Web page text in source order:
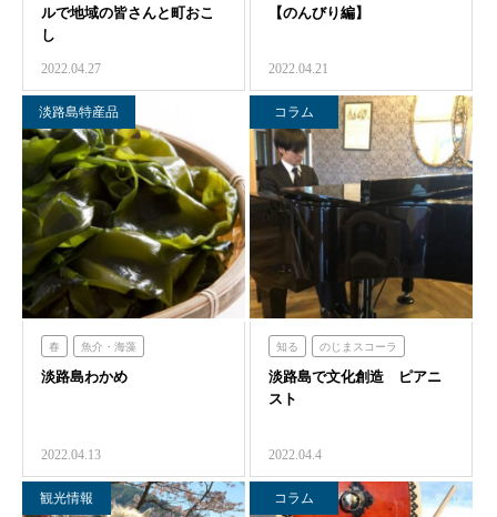
ルで地域の皆さんと町おこ
し
2022.04.27
青海波 シェフガーデン
【のんびり編】
2022.04.21
淡路島特産品
春 魚介・海藻
のじまスコーラ
淡路島わかめ
2022.04.13
コラム
知る のじまスコーラ
青海波
淡路島で文化創造 ピアニ
スト
2022.04.4
観光情報 コラム